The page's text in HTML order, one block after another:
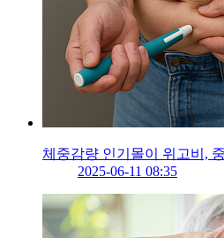
체중감량 인기몰이 위고비,
2025-06-11 08:35